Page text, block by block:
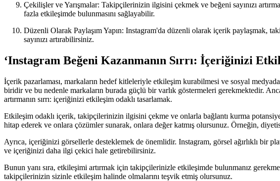
Çekilişler ve Yarışmalar: Takipçilerinizin ilgisini çekmek ve beğeni sayınızı
fazla etkileşimde bulunmasını sağlayabilir.
Düzenli Olarak Paylaşım Yapın: Instagram'da düzenli olarak içerik paylaşmak,
sayınızı artırabilirsiniz.
‘Instagram Beğeni Kazanmanın Sırrı: İçeriğinizi
İçerik pazarlaması, markaların hedef kitleleriyle etkileşim kurabilmesi ve sosyal
biridir ve bu nedenle markaların burada güçlü bir varlık göstermeleri gerekmektedir.
artırmanın sırrı: içeriğinizi etkileşim odaklı tasarlamak.
Etkileşim odaklı içerik, takipçilerinizin ilgisini çekme ve onlarla bağlantı kurma
hitap ederek ve onlara çözümler sunarak, onlara değer katmış olursunuz. Örneğin,
Ayrıca, içeriğinizi görsellerle desteklemek de önemlidir. Instagram, görsel ağırlıklı
ve içeriğinizi daha ilgi çekici hale getirebilirsiniz.
Bunun yanı sıra, etkileşimi artırmak için takipçilerinizle etkileşimde bulunmanız
takipçilerinizin sizinle etkileşim halinde olmalarını teşvik etmiş olursunuz.